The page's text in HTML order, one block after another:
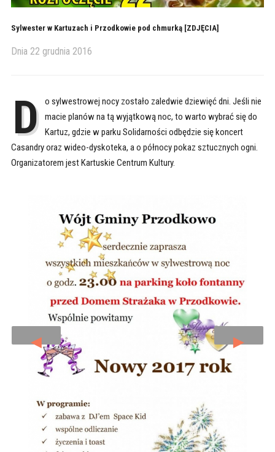
Sylwester w Kartuzach i Przodkowie pod chmurką [ZDJĘCIA]
Dnia 22 grudnia 2016
D o sylwestrowej nocy zostało zaledwie dziewięć dni. Jeśli nie
macie planów na tą wyjątkową noc, to warto wybrać się do
Kartuz, gdzie w parku Solidarności odbędzie się koncert
Casandry oraz wideo-dyskoteka, a o północy pokaz sztucznych ogni.
Organizatorem jest Kartuskie Centrum Kultury.
◄ ►